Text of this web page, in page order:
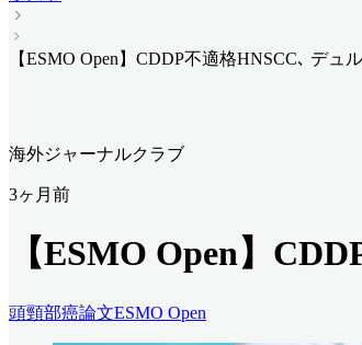
【ESMO Open】CDDP不適格HNSCC､ デュ
海外ジャーナルクラブ
3ヶ月前
【ESMO Open】
頭頸部癌論文ESMO Open